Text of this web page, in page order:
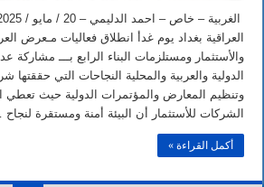
ترقب
الشعب
العراقي
مغلقة
العراقية بغداد يوم غدأ انطلاق فعاليات مـعرض
والأستثمار ومستلزمات البناء الرابع بـــ
الدولية والعربية والمحلية النجاحات التي حققتها
وتنظيم المعارض والمؤتمرات الدولية حيث تعطي
الشركات للأستثمار أن البيئة أمنة ومستقرة
أكمل القراءة »